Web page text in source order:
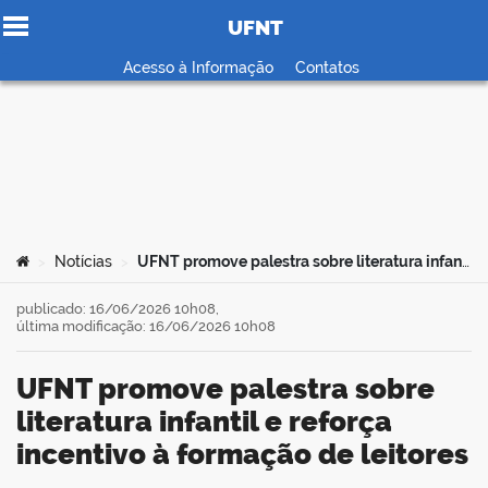
Ir para o conteúdo
UFNT
Acesso à Informação Contatos
Você está aqui:
Notícias UFNT promove palestra sobre literatura infantil e reforça incentivo à formação de leitores
UFNT promove palestra sobre
literatura infantil e reforça
incentivo à formação de leitores
publicado: 16/06/2026 10h08,
última modificação: 16/06/2026 10h08